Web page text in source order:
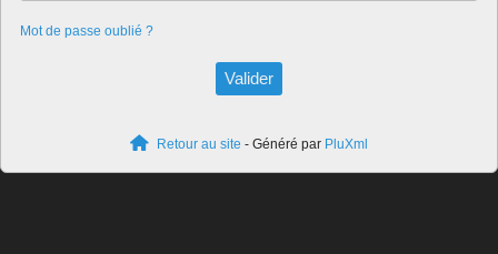
Mot de passe oublié ?
Retour au site - Généré par PluXml